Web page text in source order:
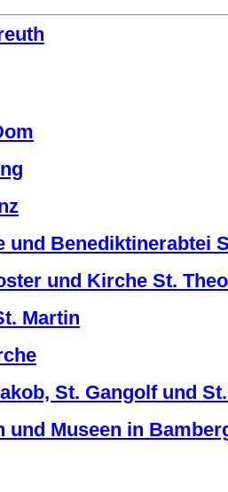
und Benediktinerabtei
und Kirche St.
Martin
St. Gangolf und
und Museen in